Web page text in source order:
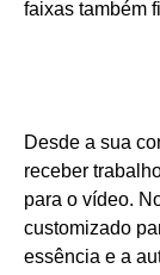
faixas também
Desde a sua
receber
para o vídeo.
customizado
essência e a